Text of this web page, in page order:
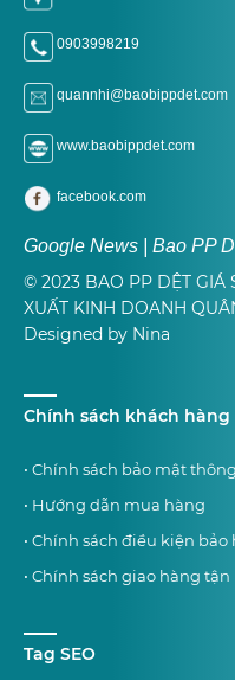
0903998219
quannhi@baobippdet.com
www.baobippdet.com
facebook.com
Google News | Bao PP
© 2023 BAO PP DỆT GIÁ
XUẤT KINH DOANH
Designed by Nina
Chính sách khách hàng
• Chính sách bảo mật
• Hướng dẫn mua hàng
• Chính sách điều kiện bảo
• Chính sách giao hàng tận
Tag SEO